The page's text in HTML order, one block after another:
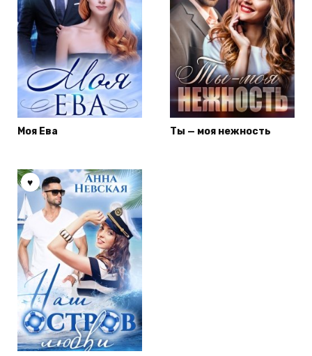
Моя Ева Ты — моя нежность